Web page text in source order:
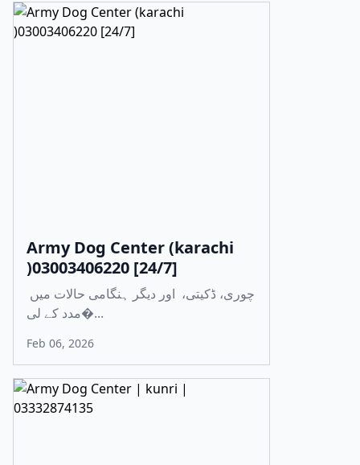
Army Dog Center (karachi
)03003406220 [24/7]
مدد کے لی�...
Feb 06, 2026